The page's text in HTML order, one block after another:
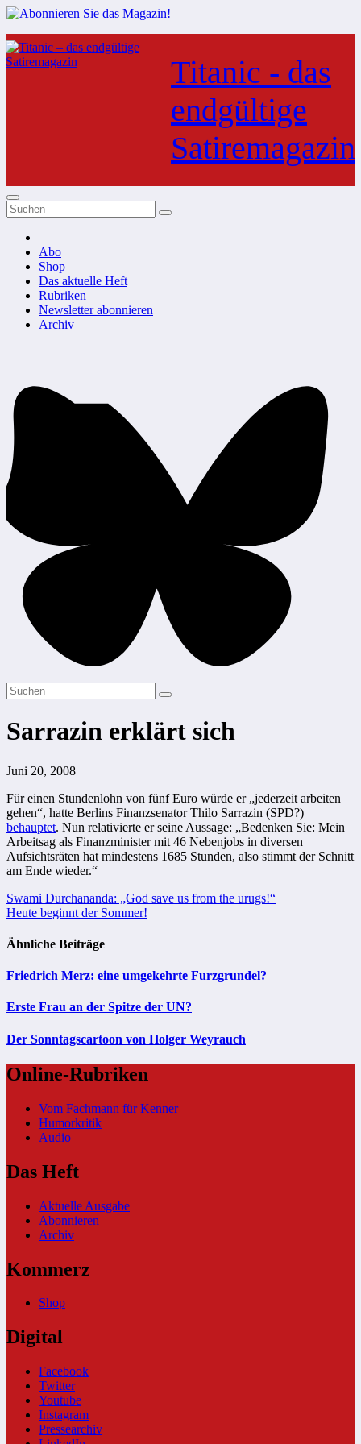
Zum
Inhalt
springen
Titanic - das
endgültige
Satiremagazin
Abo
Shop
Das aktuelle Heft
Rubriken
Newsletter abonnieren
Archiv
Sarrazin erklärt sich
Juni 20, 2008
Für einen Stundenlohn von fünf Euro würde er „jederzeit arbeiten
gehen“, hatte Berlins Finanzsenator Thilo Sarrazin (SPD?)
behauptet. Nun relativierte er seine Aussage: „Bedenken Sie: Mein
Arbeitsag als Finanzminister mit 46 Nebenjobs in diversen
Aufsichtsräten hat mindestens 1685 Stunden, also stimmt der Schnitt
am Ende wieder.“
Beitragsnavigation
Swami Durchananda: „God save us from the urugs!“
Heute beginnt der Sommer!
Ähnliche Beiträge
Friedrich Merz: eine umgekehrte Furzgrundel?
Erste Frau an der Spitze der UN?
Der Sonntagscartoon von Holger Weyrauch
Online-Rubriken
Vom Fachmann für Kenner
Humorkritik
Audio
Das Heft
Aktuelle Ausgabe
Abonnieren
Archiv
Kommerz
Shop
Digital
Facebook
Twitter
Youtube
Instagram
Pressearchiv